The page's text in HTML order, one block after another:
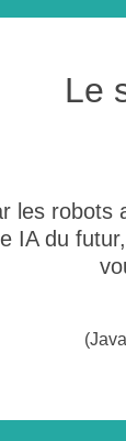
Le
les robots
IA du